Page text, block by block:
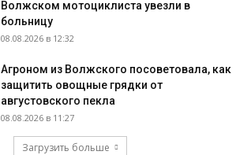
Волжском мотоциклиста увезли в
больницу
08.08.2026 в 12:32
Агроном из Волжского посоветовала, как
защитить овощные грядки от
августовского пекла
08.08.2026 в 11:27
Загрузить больше